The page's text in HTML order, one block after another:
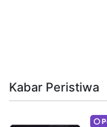
Kabar Peristiwa